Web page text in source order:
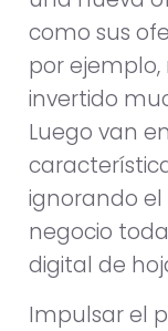
como sus
por
invertido
Luego van
ignorando el
negocio
digital de
Impulsar el